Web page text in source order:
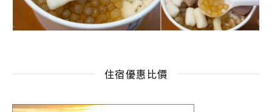
住宿優惠比價